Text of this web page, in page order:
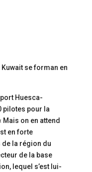
Huesca-
pilotes pour la
on en attend
en forte
la région du
de la base
lequel s’est lui-